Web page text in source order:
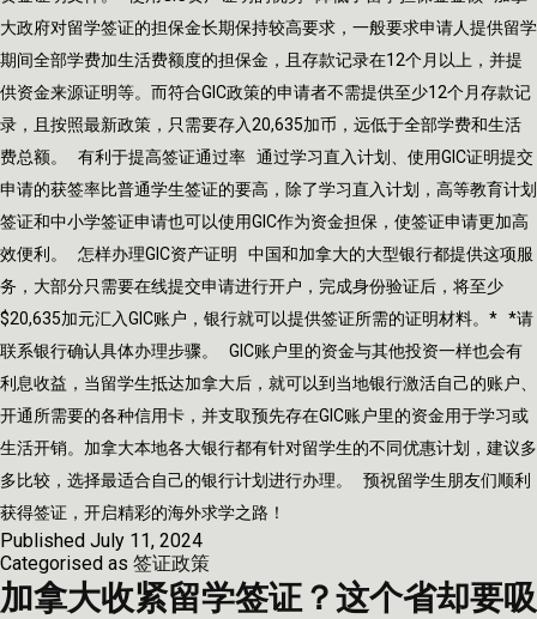
大政府对留学签证的担保金长期保持较高要求，一般要求申请人提供留学
期间全部学费加生活费额度的担保金，且存款记录在12个月以上，并提
供资金来源证明等。而符合GIC政策的申请者不需提供至少12个月存款记
录，且按照最新政策，只需要存入20,635加币，远低于全部学费和生活
费总额。 有利于提高签证通过率 通过学习直入计划、使用GIC证明提交
申请的获签率比普通学生签证的要高，除了学习直入计划，高等教育计划
签证和中小学签证申请也可以使用GIC作为资金担保，使签证申请更加高
效便利。 怎样办理GIC资产证明 中国和加拿大的大型银行都提供这项服
务，大部分只需要在线提交申请进行开户，完成身份验证后，将至少
$20,635加元汇入GIC账户，银行就可以提供签证所需的证明材料。* *请
联系银行确认具体办理步骤。 GIC账户里的资金与其他投资一样也会有
利息收益，当留学生抵达加拿大后，就可以到当地银行激活自己的账户、
开通所需要的各种信用卡，并支取预先存在GIC账户里的资金用于学习或
生活开销。加拿大本地各大银行都有针对留学生的不同优惠计划，建议多
多比较，选择最适合自己的银行计划进行办理。 预祝留学生朋友们顺利
获得签证，开启精彩的海外求学之路！
Published July 11, 2024
Categorised as 签证政策
加拿大收紧留学签证？这个省却要吸